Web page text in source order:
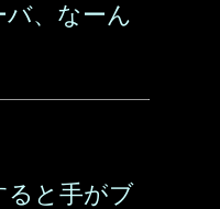
、なーん
ると手がブ